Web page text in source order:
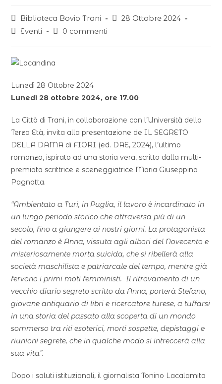
Biblioteca Bovio Trani
28 Ottobre 2024
Eventi
0 commenti
Lunedì 28 Ottobre 2024
Lunedì 28 ottobre 2024, ore 17.00
La Città di Trani, in collaborazione con l’Università della
Terza Età, invita alla presentazione de IL SEGRETO
DELLA DAMA di FIORI (ed. DAE, 2024), l’ultimo
romanzo, ispirato ad una storia vera, scritto dalla multi-
premiata scrittrice e sceneggiatrice Maria Giuseppina
Pagnotta.
“Ambientato a Turi, in Puglia, il lavoro è incardinato in
un lungo periodo storico che attraversa più di un
secolo, fino a giungere ai nostri giorni. La protagonista
del romanzo è Anna, vissuta agli albori del Novecento e
misteriosamente morta suicida, che si ribellerà alla
società maschilista e patriarcale del tempo, mentre già
fervono i primi moti femministi. Il ritrovamento di un
vecchio diario segreto scritto da Anna, porterà Stefano,
giovane antiquario di libri e ricercatore turese, a tuffarsi
in una storia del passato alla scoperta di un mondo
sommerso tra riti esoterici, morti sospette, depistaggi e
riunioni segrete, che in qualche modo si intreccerà alla
sua vita”.
Dopo i saluti istituzionali, il giornalista Tonino Lacalamita